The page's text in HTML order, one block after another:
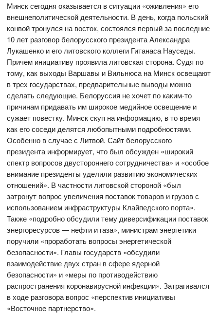
Минск сегодня оказывается в ситуации «оживления» его
внешнеполитической деятельности. В день, когда польский
конвой тронулся на восток, состоялся первый за последние
10 лет разговор белорусского президента Александра
Лукашенко и его литовского коллеги Гитанаса Науседы.
Причем инициативу проявила литовская сторона. Судя по
тому, как выходы Варшавы и Вильнюса на Минск освещают
в трех государствах, предварительные выводы можно
сделать следующие. Белоруссия не хочет по каким-то
причинам придавать им широкое медийное освещение и
сужает повестку. Минск скуп на информацию, в то время
как его соседи делятся любопытными подробностями.
Особенно в случае с Литвой. Сайт белорусского
президента информирует, что был обсужден «широкий
спектр вопросов двустороннего сотрудничества» и «особое
внимание президенты уделили развитию экономических
отношений». В частности литовской стороной «был
затронут вопрос увеличения поставок товаров и грузов с
использованием инфраструктуры Клайпедского порта».
Также «подробно обсудили тему диверсификации поставок
энергоресурсов — нефти и газа», министрам энергетики
поручили «проработать вопросы энергетической
безопасности». Главы государств «обсудили
взаимодействие двух стран в сфере ядерной
безопасности» и «меры по противодействию
распространения коронавирусной инфекции». Затрагивался
в ходе разговора вопрос «перспектив инициативы
«Восточное партнерство».